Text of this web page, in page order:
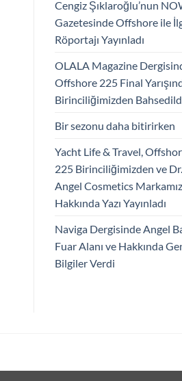
Cengiz Şıklaroğlu’nun
Gazetesinde Offshore ile
Röportajı Yayınladı
OLALA Magazine
Offshore 225 Final
Birinciliğimizden
Bir sezonu daha bitirirken
Yacht Life & Travel,
225 Birinciliğimizden ve Dr.
Angel Cosmetics Markamız
Hakkında Yazı Yayınladı
Naviga Dergisinde Angel
Fuar Alanı ve Hakkında
Bilgiler Verdi